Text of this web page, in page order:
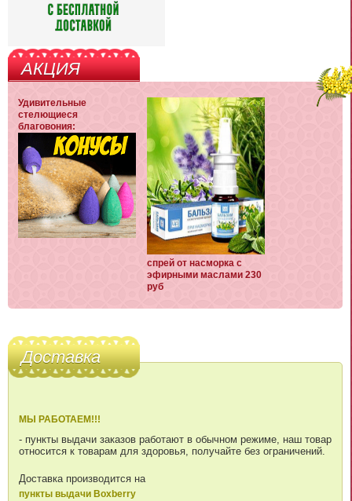
АКЦИЯ
Удивительные
стелющиеся
благовония:
спрей от насморка с
эфирными маслами 230
руб
Доставка
МЫ РАБОТАЕМ!!!
- пункты выдачи заказов работают в обычном режиме, наш товар
относится к товарам для здоровья, получайте без ограничений.
Доставка производится на
пункты выдачи Boxberry